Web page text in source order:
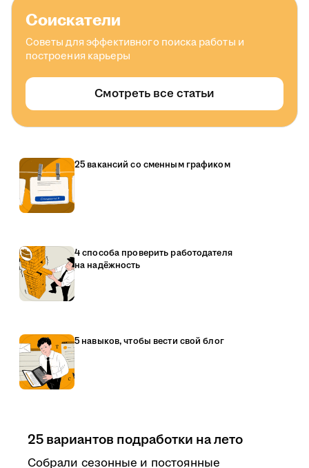
Соискатели
Советы для эффективного поиска работы и
построения карьеры
Смотреть все статьи
25 вакансий со сменным графиком
4 способа проверить работодателя
на надёжность
5 навыков, чтобы вести свой блог
25 вариантов подработки на лето
Собрали сезонные и постоянные